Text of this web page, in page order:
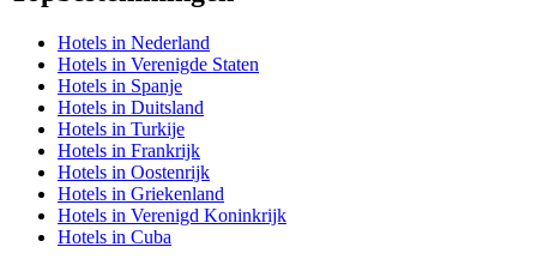
Hotels in Nederland
Hotels in Verenigde Staten
Hotels in Spanje
Hotels in Duitsland
Hotels in Turkije
Hotels in Frankrijk
Hotels in Oostenrijk
Hotels in Griekenland
Hotels in Verenigd Koninkrijk
Hotels in Cuba